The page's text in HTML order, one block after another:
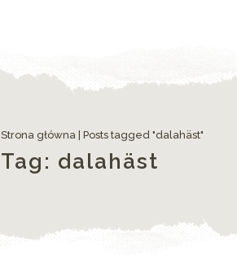
Strona główna Posts tagged "dalahäst"
Tag: dalahäst